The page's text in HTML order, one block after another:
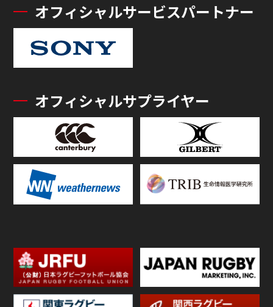
オフィシャルサービスパートナー
オフィシャルサプライヤー